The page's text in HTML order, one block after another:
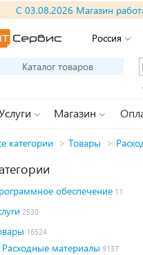
С 03.08.2026 Магазин
Россия
Каталог товаров
Магазин
категории > Товары >
обеспечение 11
2530
16524
Расходные материалы 9137